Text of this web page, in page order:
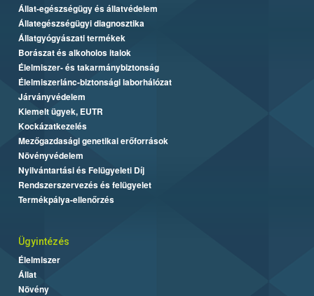
Állat-egészségügy és állatvédelem
Állategészségügyi diagnosztika
Állatgyógyászati termékek
Borászat és alkoholos italok
Élelmiszer- és takarmánybiztonság
Élelmiszerlánc-biztonsági laborhálózat
Járványvédelem
Kiemelt ügyek, EUTR
Kockázatkezelés
Mezőgazdasági genetikai erőforrások
Növényvédelem
Nyilvántartási és Felügyeleti Díj
Rendszerszervezés és felügyelet
Termékpálya-ellenőrzés
Ügyintézés
Élelmiszer
Állat
Növény